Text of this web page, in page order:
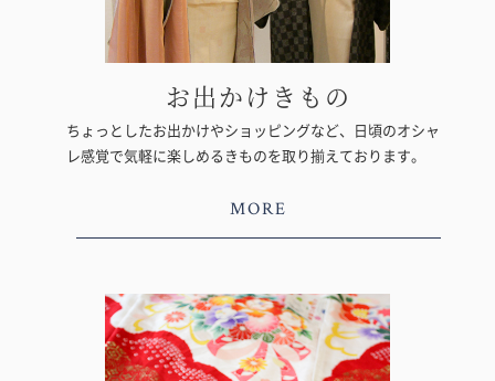
お出かけきもの
ちょっとしたお出かけやショッピングなど、日頃のオシャ
レ感覚で気軽に楽しめるきものを取り揃えております。
MORE